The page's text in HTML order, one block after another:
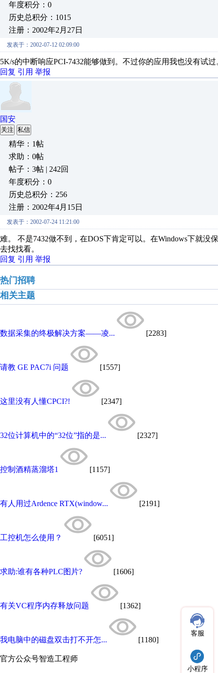
年度积分：0
历史总积分：1015
注册：2002年2月27日
发表于：2002-07-12 02:09:00
5K/s的中断响应PCI-7432能够做到。不过你的应用我也没有试过
回复 引用 举报
国安
关注 私信
精华：1帖
求助：0帖
帖子：3帖 | 242回
年度积分：0
历史总积分：256
注册：2002年4月15日
发表于：2002-07-24 11:21:00
难。 不是7432做不到，在DOS下肯定可以。在Windows下就
去找找看。
回复 引用 举报
热门招聘
相关主题
数据采集的终极解决方案——凌... [2283]
请教 GE PAC7i 问题 [1557]
这里没有人懂CPCI?! [2347]
32位计算机中的“32位”指的是... [2327]
控制酒精蒸溜塔1 [1157]
有人用过Ardence RTX(window... [2191]
工控机怎么使用？ [6051]
求助:谁有各种PLC图片? [1606]
有关VC程序内存释放问题 [1362]
我电脑中的磁盘双击打不开怎... [1180]
官方公众号智造工程师
客服
小程序